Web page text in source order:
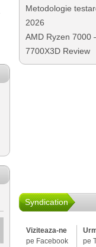
Metodologie
2026
AMD Ryzen 7000
7700X3D Review
Syndication
Viziteaza-ne
pe Facebook
pe